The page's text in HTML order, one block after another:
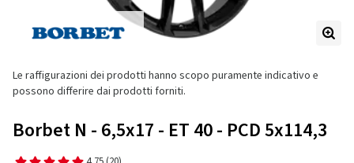
Le raffigurazioni dei prodotti hanno scopo puramente indicativo e
possono differire dai prodotti forniti.
Borbet N - 6,5x17 - ET 40 - PCD 5x114,3